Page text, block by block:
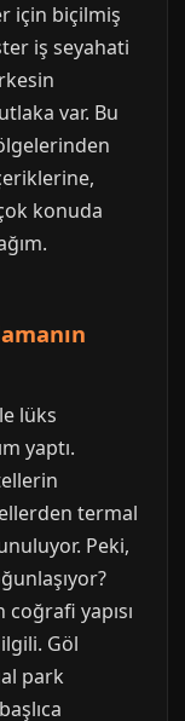
için biçilmiş
iş seyahati
var. Bu
konuda
lüks
yaptı.
termal
Peki,
yapısı
Göl
park